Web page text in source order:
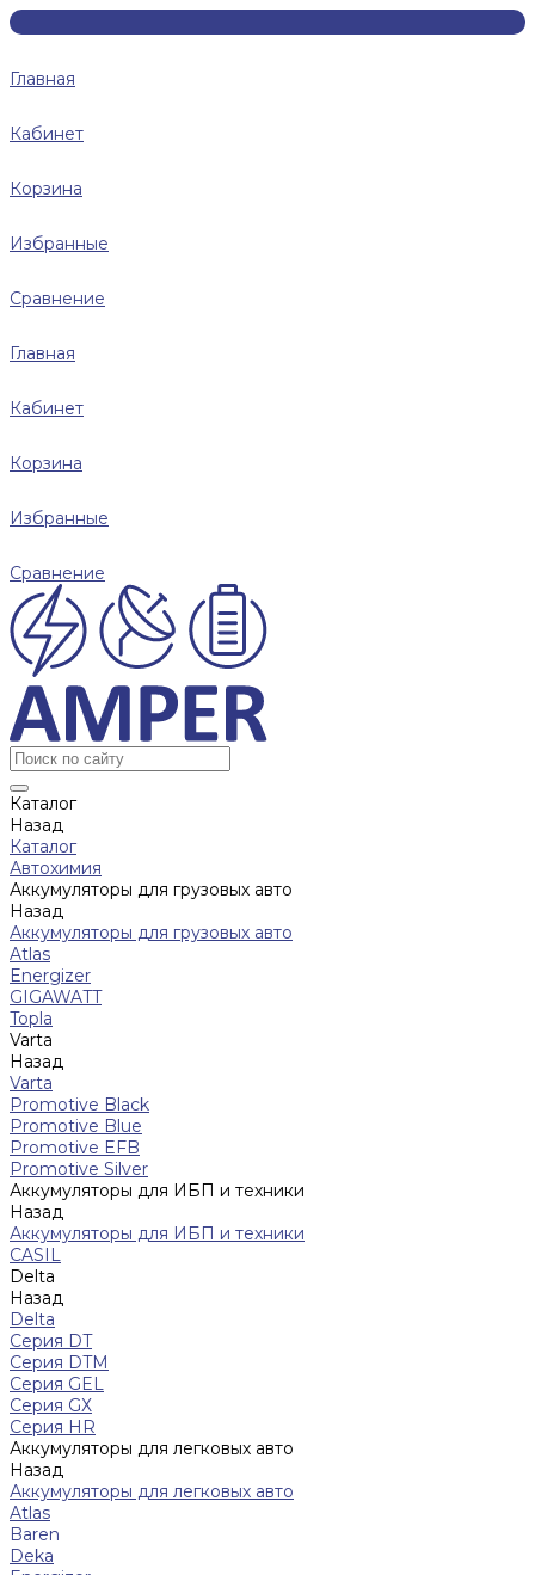
Главная
Кабинет
Корзина
Избранные
Сравнение
Главная
Кабинет
Корзина
Избранные
Сравнение
Каталог
Назад
Каталог
Автохимия
Аккумуляторы для грузовых авто
Назад
Аккумуляторы для грузовых авто
Atlas
Energizer
GIGAWATT
Topla
Varta
Назад
Varta
Promotive Black
Promotive Blue
Promotive EFB
Promotive Silver
Аккумуляторы для ИБП и техники
Назад
Аккумуляторы для ИБП и техники
CASIL
Delta
Назад
Delta
Серия DT
Серия DTM
Серия GEL
Серия GХ
Серия HR
Аккумуляторы для легковых авто
Назад
Аккумуляторы для легковых авто
Atlas
Baren
Deka